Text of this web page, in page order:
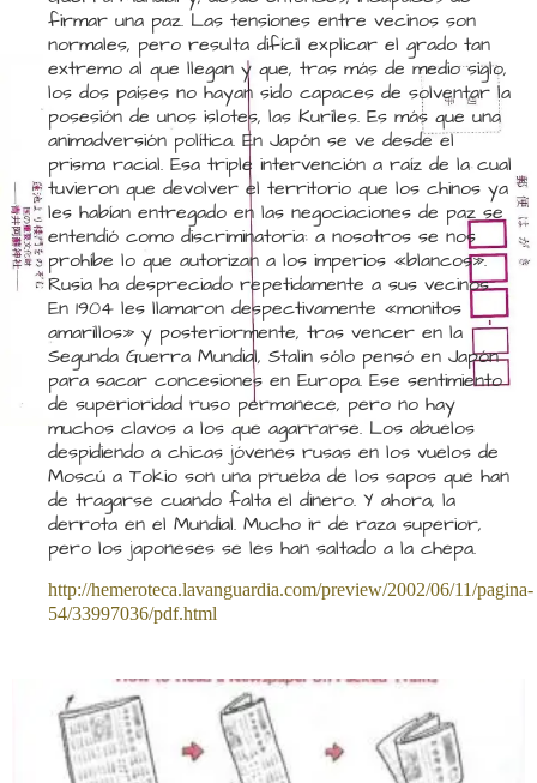
firmar una paz. Las tensiones entre vecinos son
normales, pero resulta difícil explicar el grado tan
extremo al que llegan y que, tras más de medio siglo,
los dos países no hayan sido capaces de solventar la
posesión de unos islotes, las Kuriles. Es más que una
animadversión política. En Japón se ve desde el
prisma racial. Esa triple intervención a raíz de la cual
tuvieron que devolver el territorio que los chinos ya
les habían entregado en las negociaciones de paz se
entendió como discriminatoria: a nosotros se nos
prohíbe lo que autorizan a los imperios «blancos».
Rusia ha despreciado repetidamente a sus vecinos.
En 1904 les llamaron despectivamente «monitos
amarillos» y posteriormente, tras vencer en la
Segunda Guerra Mundial, Stalin sólo pensó en Japón
para sacar concesiones en Europa. Ese sentimiento
de superioridad ruso permanece, pero no hay
muchos clavos a los que agarrarse. Los abuelos
despidiendo a chicas jóvenes rusas en los vuelos de
Moscú a Tokio son una prueba de los sapos que han
de tragarse cuando falta el dinero. Y ahora, la
derrota en el Mundial. Mucho ir de raza superior,
pero los japoneses se les han saltado a la chepa.
http://hemeroteca.lavanguardia.com/preview/2002/06/11/pagina-
54/33997036/pdf.html